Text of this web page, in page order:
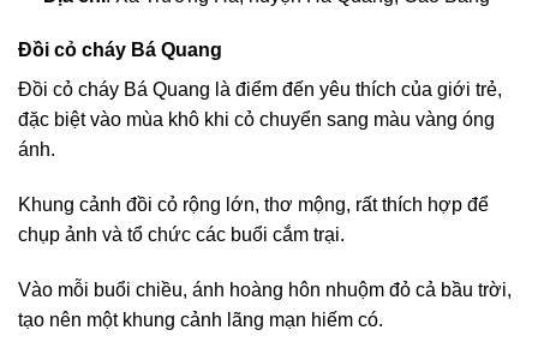
Đồi cỏ cháy Bá Quang
Đồi cỏ cháy Bá Quang là điểm đến yêu thích của giới trẻ,
đặc biệt vào mùa khô khi cỏ chuyển sang màu vàng óng
ánh.
Khung cảnh đồi cỏ rộng lớn, thơ mộng, rất thích hợp để
chụp ảnh và tổ chức các buổi cắm trại.
Vào mỗi buổi chiều, ánh hoàng hôn nhuộm đỏ cả bầu trời,
tạo nên một khung cảnh lãng mạn hiếm có.